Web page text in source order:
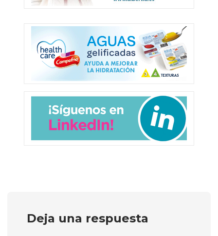
Deja una respuesta